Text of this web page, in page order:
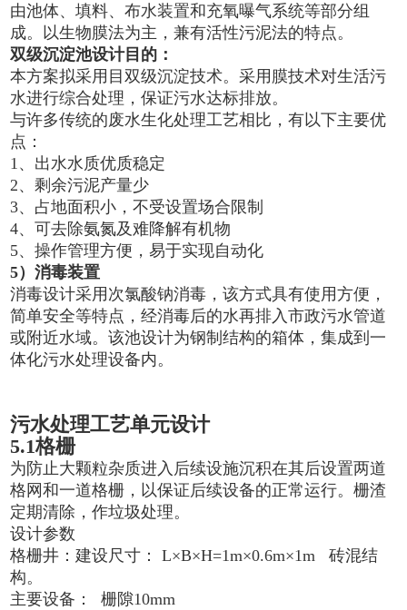
由池体、填料、布水装置和充氧曝气系统等部分组
成。以生物膜法为主，兼有活性污泥法的特点。
双级沉淀池设计目的：
本方案拟采用目双级沉淀技术。采用膜技术对生活污
水进行综合处理，保证污水达标排放。
与许多传统的废水生化处理工艺相比，有以下主要优
点：
1、出水水质优质稳定
2、剩余污泥产量少
3、占地面积小，不受设置场合限制
4、可去除氨氮及难降解有机物
5、操作管理方便，易于实现自动化
5）消毒装置
消毒设计采用次氯酸钠消毒，该方式具有使用方便，
简单安全等特点，经消毒后的水再排入市政污水管道
或附近水域。该池设计为钢制结构的箱体，集成到一
体化污水处理设备内。
污水处理工艺单元设计
5.1格栅
为防止大颗粒杂质进入后续设施沉积在其后设置两道
格网和一道格栅，以保证后续设备的正常运行。栅渣
定期清除，作垃圾处理。
设计参数
格栅井：建设尺寸： L×B×H=1m×0.6m×1m 砖混结
构。
主要设备： 栅隙10mm